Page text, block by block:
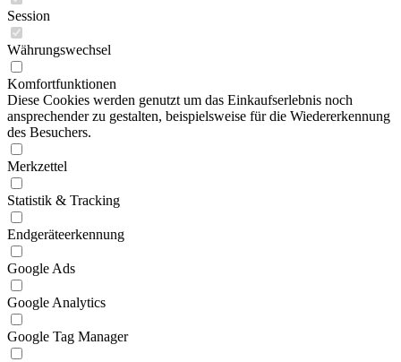
Session
Währungswechsel
Komfortfunktionen
Diese Cookies werden genutzt um das Einkaufserlebnis noch
ansprechender zu gestalten, beispielsweise für die Wiedererkennung
des Besuchers.
Merkzettel
Statistik & Tracking
Endgeräteerkennung
Google Ads
Google Analytics
Google Tag Manager